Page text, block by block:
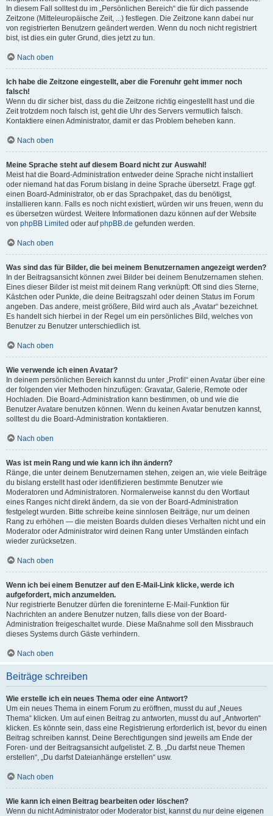
In diesem Fall solltest du im „Persönlichen Bereich“ die für dich passende
Zeitzone (Mitteleuropäische Zeit, ...) festlegen. Die Zeitzone kann dabei nur
von registrierten Benutzern geändert werden. Wenn du noch nicht registriert
bist, ist dies ein guter Grund, dies jetzt zu tun.
Nach oben
Ich habe die Zeitzone eingestellt, aber die Forenuhr geht immer noch
falsch!
Wenn du dir sicher bist, dass du die Zeitzone richtig eingestellt hast und die
Zeit trotzdem noch falsch ist, geht die Uhr des Servers vermutlich falsch.
Kontaktiere einen Administrator, damit er das Problem beheben kann.
Nach oben
Meine Sprache steht auf diesem Board nicht zur Auswahl!
Meist hat die Board-Administration entweder deine Sprache nicht installiert
oder niemand hat das Forum bislang in deine Sprache übersetzt. Frage ggf.
einen Board-Administrator, ob er das Sprachpaket, das du benötigst,
installieren kann. Falls es noch nicht existiert, würden wir uns freuen, wenn du
es übersetzen würdest. Weitere Informationen dazu können auf der Website
von phpBB Limited oder aufphpBB.de gefunden werden.
Nach oben
Was sind das für Bilder, die bei meinem Benutzernamen angezeigt werden?
In der Beitragsansicht können zwei Bilder bei deinem Benutzernamen stehen.
Eines dieser Bilder ist meist mit deinem Rang verknüpft: Oft sind dies Sterne,
Kästchen oder Punkte, die deine Beitragszahl oder deinen Status im Forum
angeben. Das andere, meist größere, Bild wird auch als „Avatar“ bezeichnet.
Es handelt sich hierbei in der Regel um ein persönliches Bild, welches von
Benutzer zu Benutzer unterschiedlich ist.
Nach oben
Wie verwende ich einen Avatar?
In deinem persönlichen Bereich kannst du unter „Profil“ einen Avatar über eine
der folgenden vier Methoden hinzufügen: Gravatar, Galerie, Remote oder
Hochladen. Die Board-Administration kann bestimmen, ob und wie die
Benutzer Avatare benutzen können. Wenn du keinen Avatar benutzen kannst,
solltest du die Board-Administration kontaktieren.
Nach oben
Was ist mein Rang und wie kann ich ihn ändern?
Ränge, die unter deinem Benutzernamen stehen, zeigen an, wie viele Beiträge
du bislang erstellt hast oder identifizieren bestimmte Benutzer wie
Moderatoren und Administratoren. Normalerweise kannst du den Wortlaut
eines Ranges nicht direkt ändern, da sie von der Board-Administration
festgelegt wurden. Bitte schreibe keine sinnlosen Beiträge, nur um deinen
Rang zu erhöhen — die meisten Boards dulden dieses Verhalten nicht und ein
Moderator oder Administrator wird deinen Rang unter Umständen einfach
wieder zurücksetzen.
Nach oben
Wenn ich bei einem Benutzer auf den E-Mail-Link klicke, werde ich
aufgefordert, mich anzumelden.
Nur registrierte Benutzer dürfen die foreninterne E-Mail-Funktion für
Nachrichten an andere Benutzer nutzen, falls diese von der Board-
Administration freigeschaltet wurde. Diese Maßnahme soll den Missbrauch
dieses Systems durch Gäste verhindern.
Nach oben
Beiträge schreiben
Wie erstelle ich ein neues Thema oder eine Antwort?
Um ein neues Thema in einem Forum zu eröffnen, musst du auf „Neues
Thema“ klicken. Um auf einen Beitrag zu antworten, musst du auf „Antworten“
klicken. Es könnte sein, dass eine Registrierung erforderlich ist, bevor du einen
Beitrag schreiben kannst. Deine Berechtigungen sind jeweils am Ende der
Foren- und der Beitragsansicht aufgelistet. Z. B. „Du darfst neue Themen
erstellen“, „Du darfst Dateianhänge erstellen“ usw.
Nach oben
Wie kann ich einen Beitrag bearbeiten oder löschen?
Wenn du nicht Administrator oder Moderator bist, kannst du nur deine eigenen